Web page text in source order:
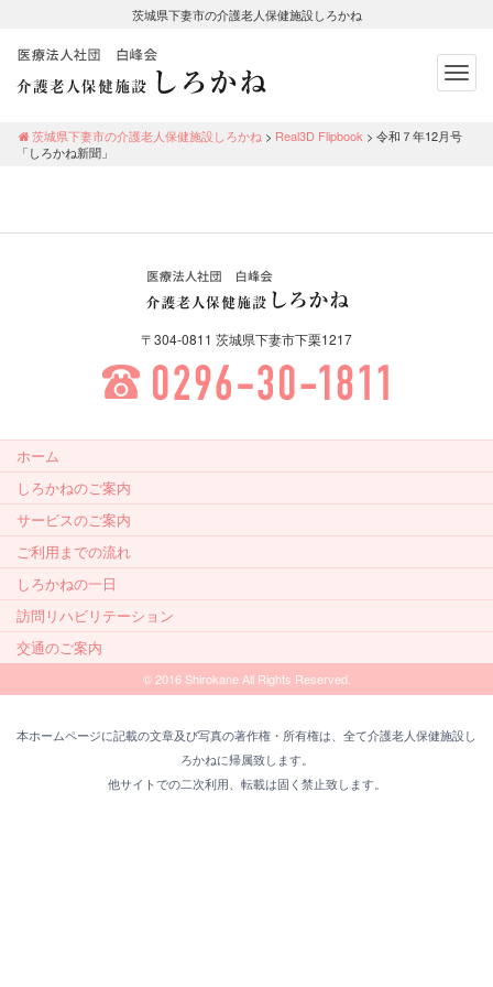
茨城県下妻市の介護老人保健施設しろかね
ろかね
茨城県下妻市の介護老人保健施設しろかね > Real3D Flipbook >令和７年12月号
「しろかね新聞」
人保健施設しろかね
〒304-0811 茨城県下妻市下栗1217
ホーム
しろかねのご案内
サービスのご案内
ご利用までの流れ
しろかねの一日
訪問リハビリテーション
交通のご案内
© 2016 Shirokane All Rights Reserved.
本ホームページに記載の文章及び写真の著作権・所有権は、全て介護老人保健施設し
ろかねに帰属致します。
他サイトでの二次利用、転載は固く禁止致します。